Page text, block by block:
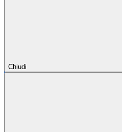
Chiudi